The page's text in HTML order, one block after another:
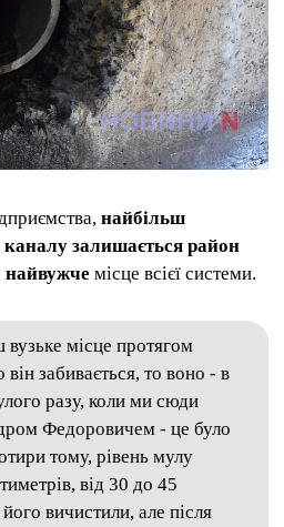
найбільш
залишається район
найвужче місце всієї системи.
вузьке місце протягом
забивається, то воно - в
разу, коли ми сюди
Федоровичем - це було
тому, рівень мулу
від 30 до 45
вичистили, але після